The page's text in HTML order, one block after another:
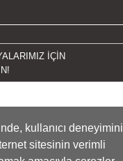
kullanıcı deneyimini
sitesinin verimli
İÇİN